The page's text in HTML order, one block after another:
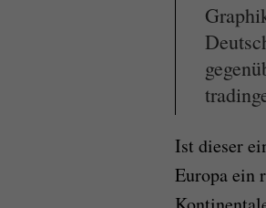
Ist dieser
Europa ein